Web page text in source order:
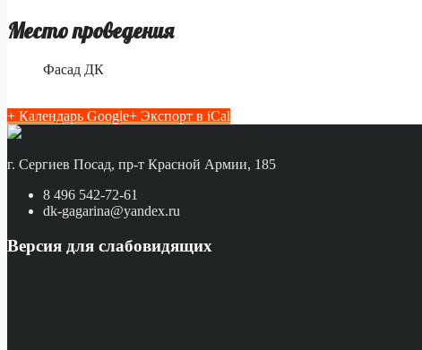
Место проведения
Фасад ДК
+ Календарь Google+ Экспорт в iCal
г. Сергиев Посад, пр-т Красной Армии, 185
8 496 542-72-61
dk-gagarina@yandex.ru
Версия для слабовидящих